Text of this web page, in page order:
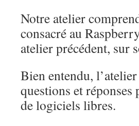
Notre atelier
consacré au
atelier précédent, sur
Bien entendu,
questions et
de logiciels libres.